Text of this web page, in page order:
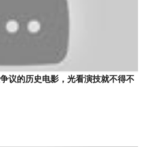
议的历史电影，光看演技就不得不